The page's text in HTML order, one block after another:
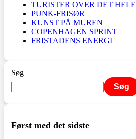
TURISTER OVER DET HELE
PUNK-FRISØR
KUNST PÅ MUREN
COPENHAGEN SPRINT
FRISTADENS ENERGI
Søg
Søg
Først med det sidste